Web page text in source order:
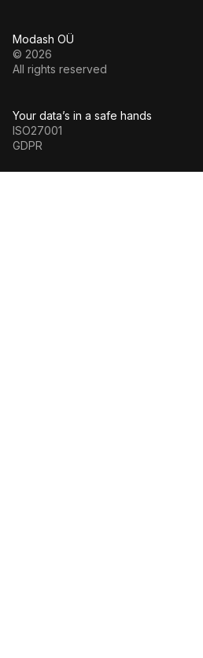
Modash OÜ
© 2026
All rights reserved
Your data’s in a safe hands
ISO27001
GDPR